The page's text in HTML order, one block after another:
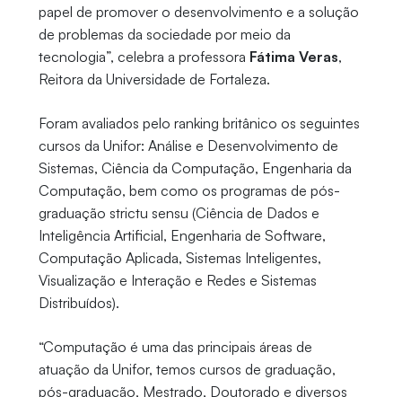
papel de promover o desenvolvimento e a solução
de problemas da sociedade por meio da
tecnologia”, celebra a professora Fátima Veras,
Reitora da Universidade de Fortaleza.
Foram avaliados pelo ranking britânico os seguintes
cursos da Unifor: Análise e Desenvolvimento de
Sistemas, Ciência da Computação, Engenharia da
Computação, bem como os programas de pós-
graduação strictu sensu (Ciência de Dados e
Inteligência Artificial, Engenharia de Software,
Computação Aplicada, Sistemas Inteligentes,
Visualização e Interação e Redes e Sistemas
Distribuídos).
“Computação é uma das principais áreas de
atuação da Unifor, temos cursos de graduação,
pós-graduação, Mestrado, Doutorado e diversos